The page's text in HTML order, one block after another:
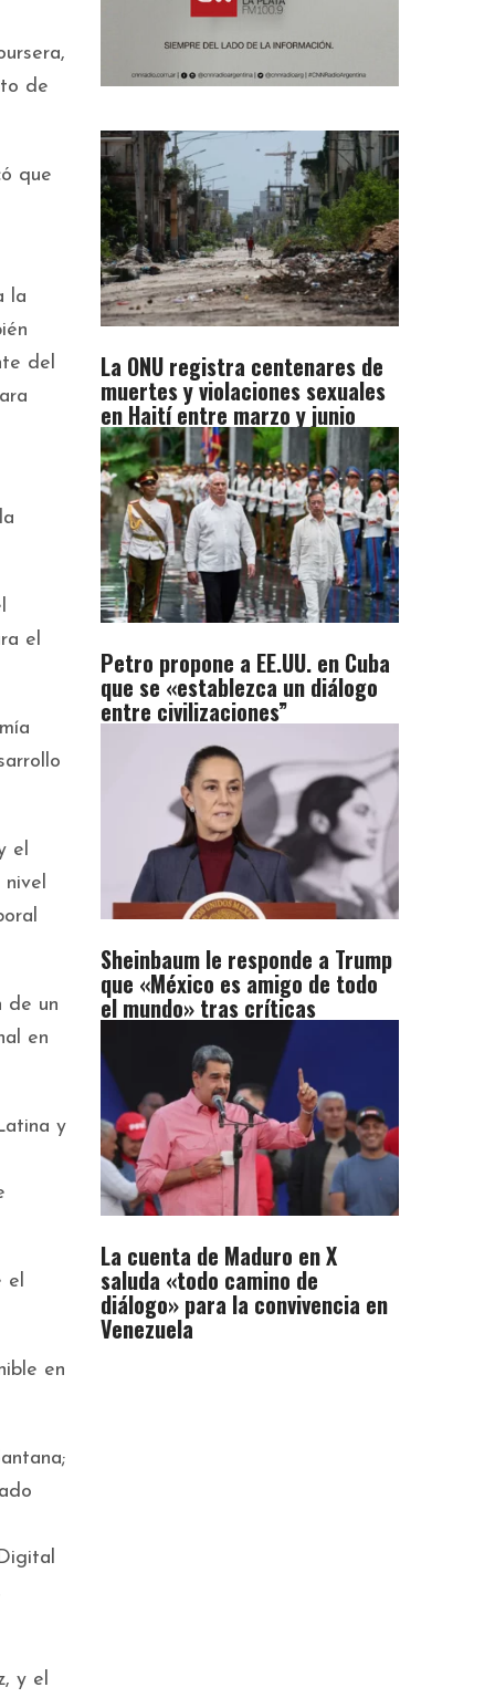
de
que
la
del
el
el
de un
en
y
el
en
y el
La ONU registra centenares de
muertes y violaciones sexuales
en Haití entre marzo y junio
Petro propone a EE.UU. en Cuba
que se «establezca un diálogo
entre civilizaciones”
Sheinbaum le responde a Trump
que «México es amigo de todo
el mundo» tras críticas
La cuenta de Maduro en X
saluda «todo camino de
diálogo» para la convivencia en
Venezuela